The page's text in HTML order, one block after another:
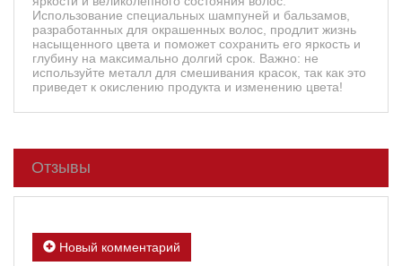
Использование специальных шампуней и бальзамов,
разработанных для окрашенных волос, продлит жизнь
насыщенного цвета и поможет сохранить его яркость и
глубину на максимально долгий срок. Важно: не
используйте металл для смешивания красок, так как это
приведет к окислению продукта и изменению цвета!
Отзывы
Новый комментарий